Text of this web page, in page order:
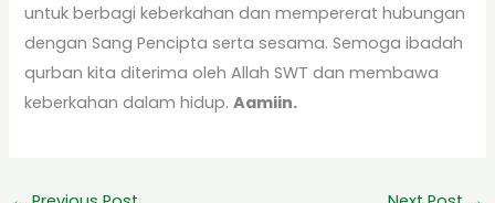
untuk berbagi keberkahan dan mempererat hubungan
dengan Sang Pencipta serta sesama. Semoga ibadah
qurban kita diterima oleh Allah SWT dan membawa
keberkahan dalam hidup.Aamiin.